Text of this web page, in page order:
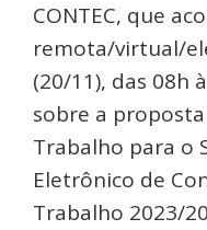
CONTEC, que
remota/virtual/
(20/11), das 08h
sobre a
Trabalho para o
Eletrônico de
Trabalho 2023/